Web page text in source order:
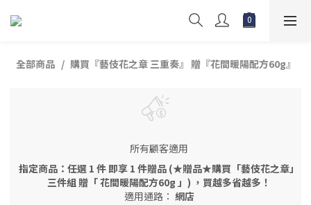
全部商品 購買『藝伎花之章 三重奏』 贈『花間暖陽配方60g』
所有顧客適用
指定商品：任選 1 件 即享 1 件贈品 (★贈品★購買「藝伎花之章」
三件組 贈「 花間暖陽配方60g 」) ，買越多省越多！
適用通路： 網店